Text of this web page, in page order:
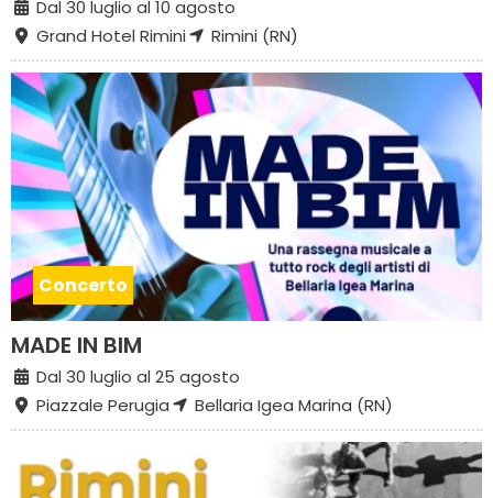
Dal 30 luglio al 10 agosto
Grand Hotel Rimini
Rimini (RN)
Concerto
MADE IN BIM
Dal 30 luglio al 25 agosto
Piazzale Perugia
Bellaria Igea Marina (RN)